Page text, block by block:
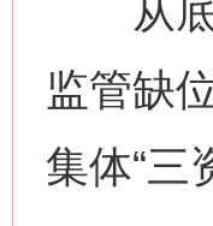
从底
监管缺
集体“三